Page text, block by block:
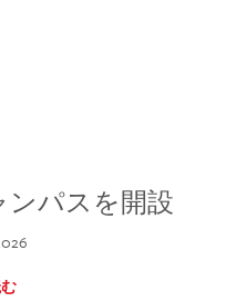
ンパスを開設